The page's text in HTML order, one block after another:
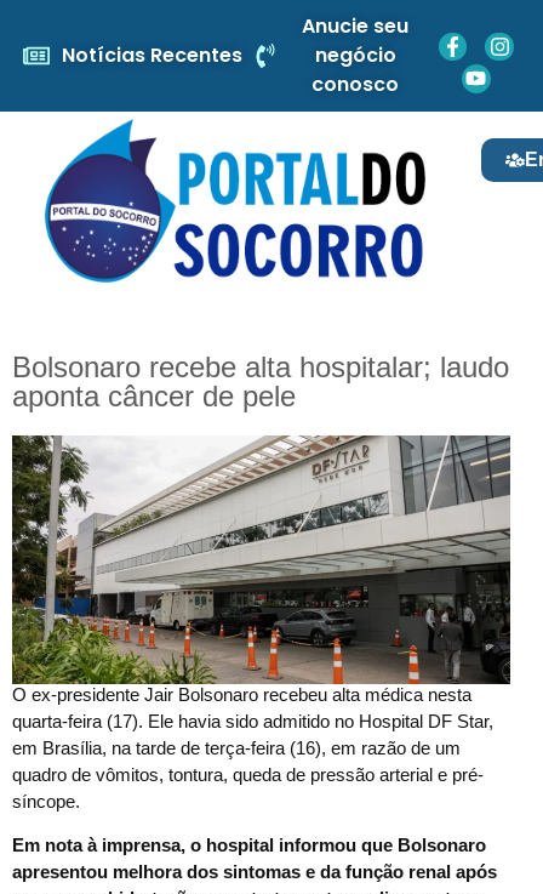
Notícias Recentes
Anucie seu
negócio
conosco
Bolsonaro recebe alta hospitalar; laudo
aponta câncer de pele
O ex-presidente Jair Bolsonaro recebeu alta médica nesta
quarta-feira (17). Ele havia sido admitido no Hospital DF Star,
em Brasília, na tarde de terça-feira (16), em razão de um
quadro de vômitos, tontura, queda de pressão arterial e pré-
síncope.
Em nota à imprensa, o hospital informou que Bolsonaro
apresentou melhora dos sintomas e da função renal após